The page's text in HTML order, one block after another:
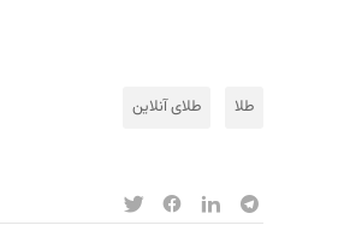
طلا طلای آنلاین